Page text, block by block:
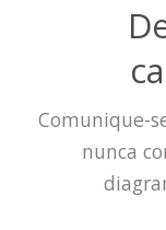
Comunique-
nunca